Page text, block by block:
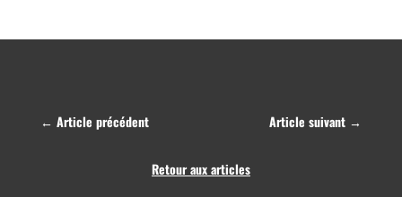
← Article précédent Article suivant →
Retour aux articles